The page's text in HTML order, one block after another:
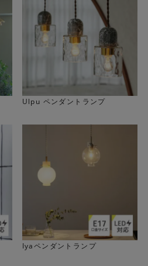
Ulpu ペンダントランプ
Iyaペンダントランプ